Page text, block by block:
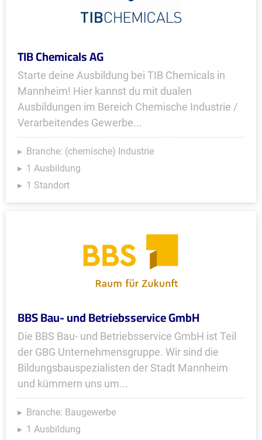
TIB Chemicals AG
Starte deine Ausbildung bei TIB Chemicals in
Mannheim! Hier kannst du mit dualen
Ausbildungen im Bereich Chemische Industrie /
Verarbeitendes Gewerbe...
Branche: (chemische) Industrie
1 Ausbildung
1 Standort
BBS Bau- und Betriebsservice GmbH
Die BBS Bau- und Betriebsservice GmbH ist Teil
der GBG Unternehmensgruppe. Wir sind die
Bildungsbauspezialisten der Stadt Mannheim
und kümmern uns um...
Branche: Baugewerbe
1 Ausbildung